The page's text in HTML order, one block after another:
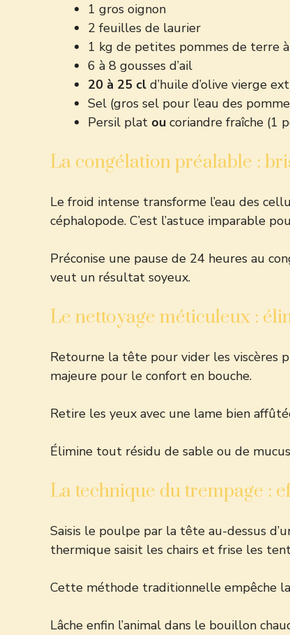
1 gros oignon
2 feuilles de laurier
1 kg de petites pommes de terre
6 à 8 gousses d’ail
20 à 25 cl d’huile d’olive vierge
Sel (gros sel pour l’eau des
Persil plat ou coriandre fraîche (1
La congélation préalable :
Le froid intense transforme l’eau des
céphalopode. C’est l’astuce imparable
Préconise une pause de 24 heures au
veut un résultat soyeux.
Le nettoyage méticuleux :
Retourne la tête pour vider les viscères
majeure pour le confort en bouche.
Retire les yeux avec une lame bien
Élimine tout résidu de sable ou de
La technique du trempage :
Saisis le poulpe par la tête au-dessus
thermique saisit les chairs et frise les
Cette méthode traditionnelle empêche
Lâche enfin l’animal dans le bouillon